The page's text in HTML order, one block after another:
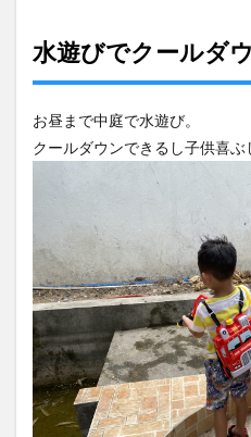
水遊びでクールダ
お昼まで中庭で水遊び。
クールダウンできるし子供喜ぶ